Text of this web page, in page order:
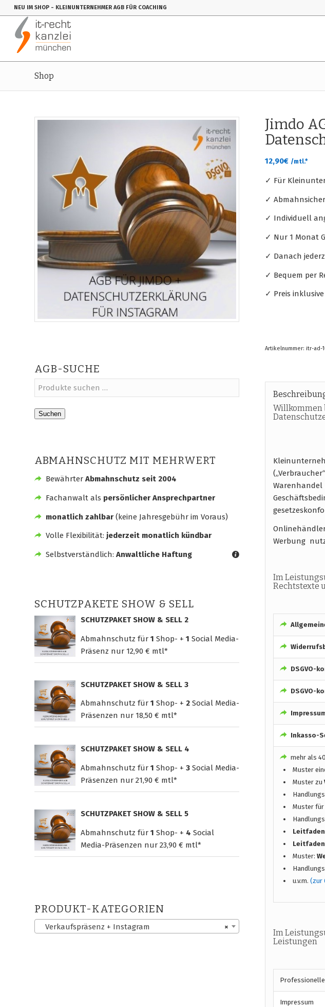
NEU IM SHOP - KLEINUNTERNEHMER AGB FÜR COACHING
Shop
AGB-SUCHE
Suchen
ABMAHNSCHUTZ MIT MEHRWERT
BewährterAbmahnschutz seit 2004
Fachanwalt als persönlicher Ansprechpartner
monatlich zahlbar(keine Jahresgebühr im Voraus)
Volle Flexibilität: jederzeit monatlich kündbar
Selbstverständlich: Anwaltliche Haftung
SCHUTZPAKETE SHOW & SELL
SCHUTZPAKET SHOW & SELL 2
Abmahnschutz für 1 Shop- + 1 Social Media-
Präsenz nur 12,90 € mtl*
SCHUTZPAKET SHOW & SELL 3
Abmahnschutz für 1 Shop- + 2 Social Media-
Präsenzen nur 18,50 € mtl*
SCHUTZPAKET SHOW & SELL 4
Abmahnschutz für 1 Shop- + 3 Social Media-
Präsenzen nur 21,90 € mtl*
SCHUTZPAKET SHOW & SELL 5
Abmahnschutz für 1 Shop- + 4 Social
Media-Präsenzen nur 23,90 € mtl*
PRODUKT-KATEGORIEN
×
Verkaufspräsenz + Instagram
Jimdo
12,90€ /mtl.*
✓ Für
✓
✓ Individuell
✓ Nur 1 Monat
✓ Danach
✓ Bequem per
✓ Preis
Artikelnummer:itr-ad-
Willkommen
Warenhandel
Werbung
Im
Rechtstexte
DSGVO-
DSGVO-
Inkasso-
mehr als
Muster
Muster zu
Muster für
Leitfaden
Leitfaden
Muster:
u.v.m.(zur
Im
Leistungen
Impressum